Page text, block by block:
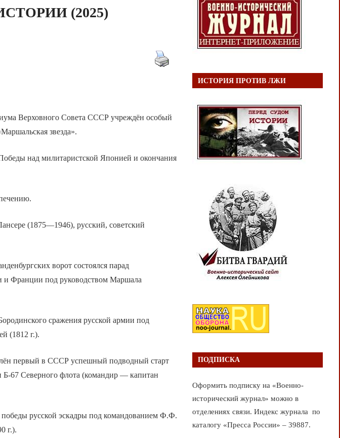
(2025)
Верховного Совета СССР учреждён особый
звезда».
над милитаристской Японией и окончания
(1875—1946), русский, советский
ворот состоялся парад
Франции под руководством Маршала
сражения русской армии под
(1812 г.).
первый в СССР успешный подводный старт
67 Северного флота (командир — капитан
русской эскадры под командованием Ф.Ф.
г.).
ИСТОРИЯ ПРОТИВ ЛЖИ
ПОДПИСКА
Оформить подписку на «Военно-
исторический журнал» можно в
отделениях связи. Индекс журнала по
каталогу «Пресса России» – 39887.